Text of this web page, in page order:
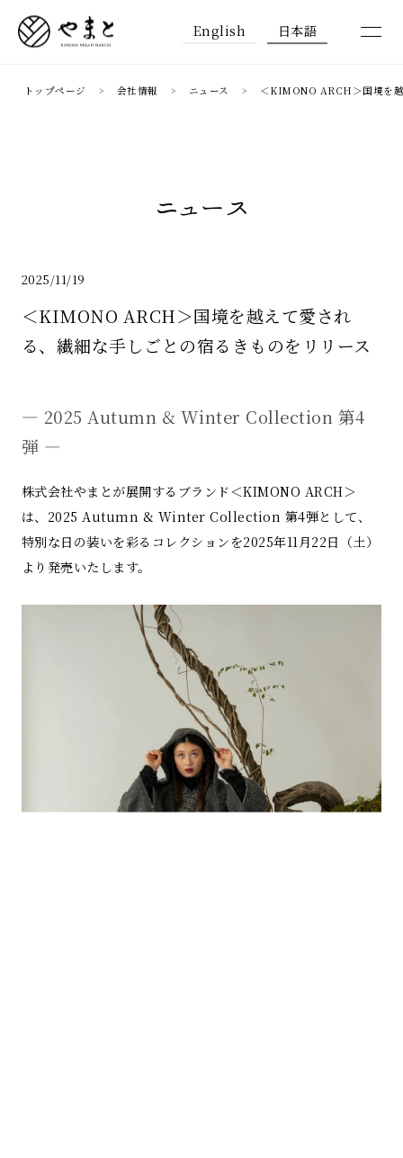
English 日本語
トップページ 会社情報 ニュース ＜KIMONO ARCH＞国境を
ニュース
2025/11/19
＜KIMONO ARCH＞国境を越えて愛され
る、繊細な手しごとの宿るきものをリリース
― 2025 Autumn & Winter Collection 第4
弾 ―
株式会社やまとが展開するブランド＜KIMONO ARCH＞
は、2025 Autumn & Winter Collection 第4弾として、
特別な日の装いを彩るコレクションを2025年11月22日（土）
より発売いたします。